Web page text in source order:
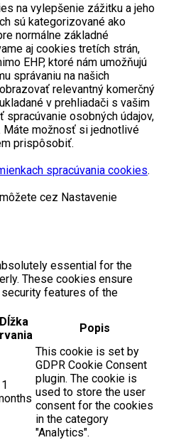
na vylepšenie zážitku a jeho
sú kategorizované ako
normálne základné
aj cookies tretích strán,
EHP, ktoré nám umožňujú
správaniu na našich
relevantný komerčný
v prehliadači s vašim
spracúvanie osobných údajov,
Máte možnosť si jednotlivé
prispôsobiť.
spracúvania cookies.
cez Nastavenie
essential for the
These cookies ensure
features of the
Dĺžka
Popis
This cookie is set by
GDPR Cookie Consent
plugin. The cookie is
used to store the user
consent for the cookies
in the category
"Analytics".